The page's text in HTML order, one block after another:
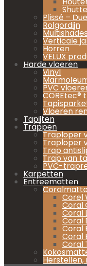
Plissé –
Rolgordijn
Verticale
Horren
VELUX
Harde vloeren
Vinyl
PVC
COREtec®
Vloeren
Tapijten
Trappen
Traploper
Traploper
Trap
Trap van
PVC-
Karpetten
Entreematten
Corel
Coral
Coral
Coral
Coral
Coral
Coral